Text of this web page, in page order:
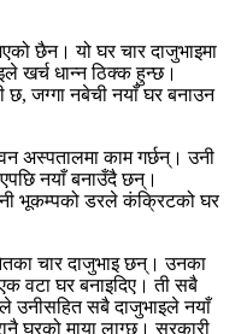
छैन। यो घर चार दाजुभाइमा
खर्च धान्न ठिक्क हुन्छ।
जग्गा नबेची नयाँ घर बनाउन
अस्पतालमा काम गर्छन्। उनी
नयाँ बनाउँदै छन्।
भूकम्पको डरले कंक्रिटको घर
चार दाजुभाइ छन्। उनका
वटा घर बनाइदिए। ती सबै
उनीसहित सबै दाजुभाइले नयाँ
घरको माया लाग्छ। सरकारी